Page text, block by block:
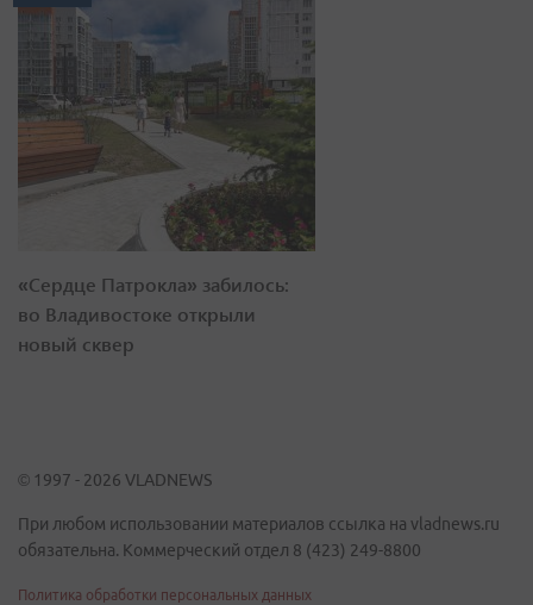
«Сердце Патрокла» забилось:
во Владивостоке открыли
новый сквер
© 1997 - 2026 VLADNEWS
При любом использовании материалов ссылка на vladnews.ru
обязательна. Коммерческий отдел 8 (423) 249-8800
Политика обработки персональных данных